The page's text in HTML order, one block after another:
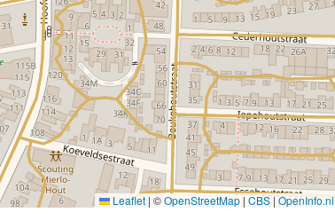
Leaflet | ©OpenStreetMap|CBS|OpenInfo.nl